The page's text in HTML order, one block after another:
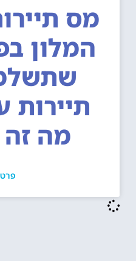
מס
המלון
תיירות
מה